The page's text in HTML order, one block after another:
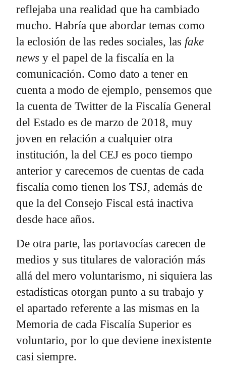
reflejaba una realidad que ha cambiado
mucho. Habría que abordar temas como
la eclosión de las redes sociales, las fake
news y el papel de la fiscalía en la
comunicación. Como dato a tener en
cuenta a modo de ejemplo, pensemos que
la cuenta de Twitter de la Fiscalía General
del Estado es de marzo de 2018, muy
joven en relación a cualquier otra
institución, la del CEJ es poco tiempo
anterior y carecemos de cuentas de cada
fiscalía como tienen los TSJ, además de
que la del Consejo Fiscal está inactiva
desde hace años.
De otra parte, las portavocías carecen de
medios y sus titulares de valoración más
allá del mero voluntarismo, ni siquiera las
estadísticas otorgan punto a su trabajo y
el apartado referente a las mismas en la
Memoria de cada Fiscalía Superior es
voluntario, por lo que deviene inexistente
casi siempre.